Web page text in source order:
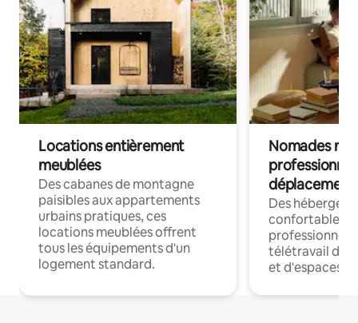
Locations entièrement
meublées
Des cabanes de montagne
paisibles aux appartements
urbains pratiques, ces
locations meublées offrent
tous les équipements d'un
logement standard.
Nomades
déplacement
Des
confortables
professionnels
télétravail
et d'espaces